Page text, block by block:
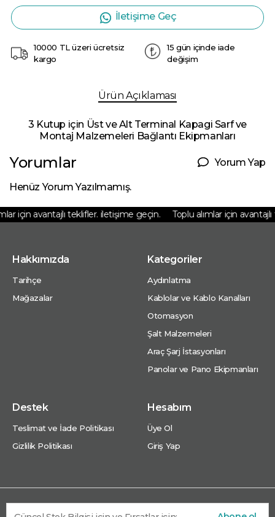
İletişime Geç
10000 TL üzeri ücretsiz
kargo
15 gün içinde iade
değişim
Ürün Açıklaması
3 Kutup için Üst ve Alt Terminal Kapagi Sarf ve
Montaj Malzemeleri Bağlantı Ekipmanları
Yorumlar Yorum Yap
Henüz Yorum Yazılmamış.
için avantajlı teklifler. iletişime geçin. Toplu alımlar için
Hakkımızda
Tarihçe
Mağazalar
Kategoriler
Aydınlatma
Kablolar ve Kablo Kanalları
Otomasyon
Şalt Malzemeleri
Araç Şarj İstasyonları
Panolar ve Pano Ekipmanları
Destek
Teslimat ve İade Politikası
Gizlilik Politikası
Hesabım
Üye Ol
Giriş Yap